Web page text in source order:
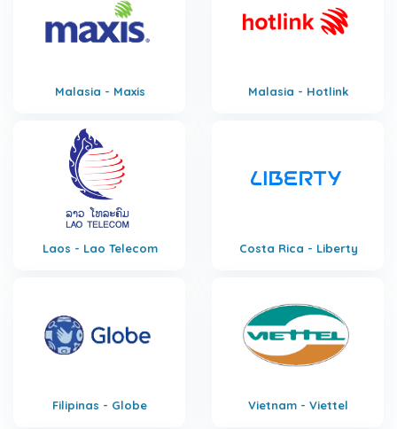
Malasia - Maxis Malasia - Hotlink
Laos - Lao Telecom Costa Rica - Liberty
Filipinas - Globe Vietnam - Viettel